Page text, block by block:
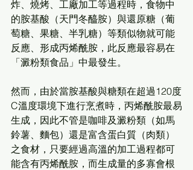
炸、燒烤、工廠加工等過程時，食物中
的胺基酸（天門冬醯胺）與還原糖（葡
萄糖、果糖、半乳糖）等類似物就可能
反應、形成丙烯酰胺，此反應最容易在
「澱粉類食品」中最發生。
然而，由於當胺基酸與糖類在超過120度
C溫度環境下進行烹煮時，丙烯酰胺最易
生成，因此不管是咖啡及澱粉類（如馬
鈴薯、麵包）還是富含蛋白質（肉類）
之食材，只要經過高溫的加工過程都可
能含有丙烯酰胺，而生成量的多寡會根